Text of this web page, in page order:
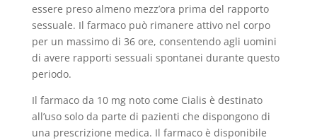
essere preso almeno mezz’ora prima del rapporto
sessuale. Il farmaco può rimanere attivo nel corpo
per un massimo di 36 ore, consentendo agli uomini
di avere rapporti sessuali spontanei durante questo
periodo.
Il farmaco da 10 mg noto come Cialis è destinato
all’uso solo da parte di pazienti che dispongono di
una prescrizione medica. Il farmaco è disponibile